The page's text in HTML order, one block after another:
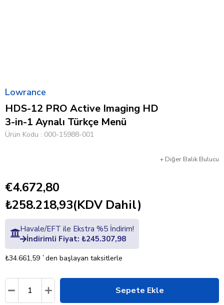
Lowrance
HDS-12 PRO Active Imaging HD
3-in-1 Aynalı Türkçe Menü
Ürün Kodu 000-15988-001
+ Diğer Balık Bulucu
€4.672,80
₺258.218,93(KDV Dahil)
Havale/EFT ile Ekstra %5 İndirim!
İndirimli Fiyat: ₺245.307,98
₺34.661,59 `den başlayan taksitlerle